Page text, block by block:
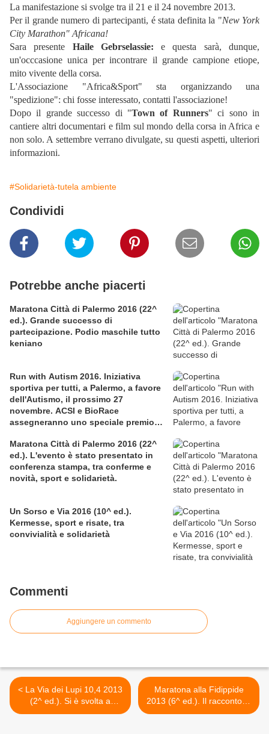
La manifestazione si svolge tra il 21 e il 24 novembre 2013.
Per il grande numero di partecipanti, é stata definita la "New York
City Marathon" Africana!
Sara presente Haile Gebrselassie: e questa sarà, dunque,
un'occcasione unica per incontrare il grande campione etiope,
mito vivente della corsa.
L'Associazione "Africa&Sport" sta organizzando una
"spedizione": chi fosse interessato, contatti l'associazione!
Dopo il grande successo di "Town of Runners" ci sono in
cantiere altri documentari e film sul mondo della corsa in Africa e
non solo. A settembre verrano divulgate, su questi aspetti, ulteriori
informazioni.
#Solidarietà-tutela ambiente
Condividi
Potrebbe anche piacerti
Maratona Città di Palermo 2016 (22^
ed.). Grande successo di
partecipazione. Podio maschile tutto
keniano
Run with Autism 2016. Iniziativa
sportiva per tutti, a Palermo, a favore
dell'Autismo, il prossimo 27
novembre. ACSI e BioRace
assegneranno uno speciale premio
Maratona Città di Palermo 2016 (22^
ed.). L'evento è stato presentato in
conferenza stampa, tra conferme e
novità, sport e solidarietà.
Un Sorso e Via 2016 (10^ ed.).
Kermesse, sport e risate, tra
convivialità e solidarietà
Commenti
Aggiungere un commento
< La Via dei Lupi 10,4 2013
(2^ ed.). Si è svolta a
Limone Piemonte il 10
Maratona alla Fidippide
2013 (6^ ed.). Il racconto di
Elena Cifali: "Questo mio